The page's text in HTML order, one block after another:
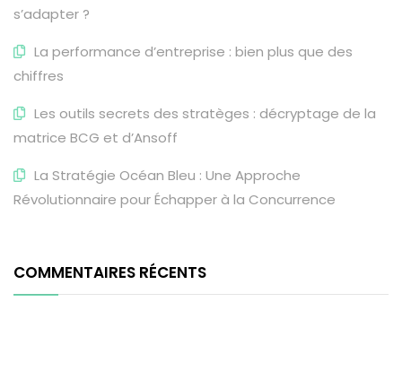
s’adapter ?
La performance d’entreprise : bien plus que des
chiffres
Les outils secrets des stratèges : décryptage de la
matrice BCG et d’Ansoff
La Stratégie Océan Bleu : Une Approche
Révolutionnaire pour Échapper à la Concurrence
COMMENTAIRES RÉCENTS